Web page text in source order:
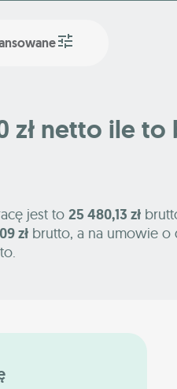
zł netto ile
jest to 25 480,13 zł
zł brutto, a na umowie o